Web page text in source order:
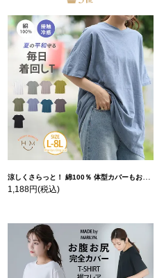
涼しくさらっと！ 綿100％ 体型カバーもお洒落も叶える 風合いコットン ゆるシルエット ドルマン | 大きいサイズの通販ならハッピーマリリン
1,188円(税込)